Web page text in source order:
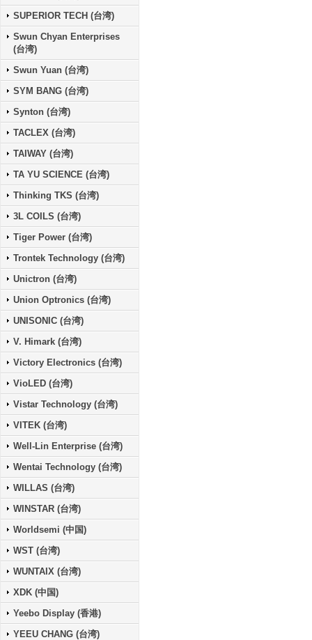
SUPERIOR TECH (台湾)
Swun Chyan Enterprises
(台湾)
Swun Yuan (台湾)
SYM BANG (台湾)
Synton (台湾)
TACLEX (台湾)
TAIWAY (台湾)
TA YU SCIENCE (台湾)
Thinking TKS (台湾)
3L COILS (台湾)
Tiger Power (台湾)
Trontek Technology (台湾)
Unictron (台湾)
Union Optronics (台湾)
UNISONIC (台湾)
V. Himark (台湾)
Victory Electronics (台湾)
VioLED (台湾)
Vistar Technology (台湾)
VITEK (台湾)
Well-Lin Enterprise (台湾)
Wentai Technology (台湾)
WILLAS (台湾)
WINSTAR (台湾)
Worldsemi (中国)
WST (台湾)
WUNTAIX (台湾)
XDK (中国)
Yeebo Display (香港)
YEEU CHANG (台湾)